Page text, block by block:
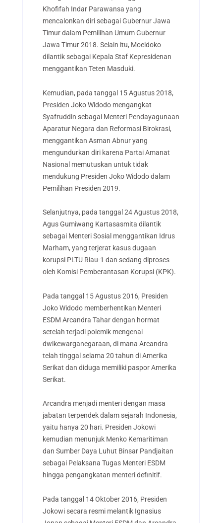
Khofifah Indar Parawansa yang
mencalonkan diri sebagai Gubernur Jawa
Timur dalam Pemilihan Umum Gubernur
Jawa Timur 2018. Selain itu, Moeldoko
dilantik sebagai Kepala Staf Kepresidenan
menggantikan Teten Masduki.
Kemudian, pada tanggal 15 Agustus 2018,
Presiden Joko Widodo mengangkat
Syafruddin sebagai Menteri Pendayagunaan
Aparatur Negara dan Reformasi Birokrasi,
menggantikan Asman Abnur yang
mengundurkan diri karena Partai Amanat
Nasional memutuskan untuk tidak
mendukung Presiden Joko Widodo dalam
Pemilihan Presiden 2019.
Selanjutnya, pada tanggal 24 Agustus 2018,
Agus Gumiwang Kartasasmita dilantik
sebagai Menteri Sosial menggantikan Idrus
Marham, yang terjerat kasus dugaan
korupsi PLTU Riau-1 dan sedang diproses
oleh Komisi Pemberantasan Korupsi (KPK).
Pada tanggal 15 Agustus 2016, Presiden
Joko Widodo memberhentikan Menteri
ESDM Arcandra Tahar dengan hormat
setelah terjadi polemik mengenai
dwikewarganegaraan, di mana Arcandra
telah tinggal selama 20 tahun di Amerika
Serikat dan diduga memiliki paspor Amerika
Serikat.
Arcandra menjadi menteri dengan masa
jabatan terpendek dalam sejarah Indonesia,
yaitu hanya 20 hari. Presiden Jokowi
kemudian menunjuk Menko Kemaritiman
dan Sumber Daya Luhut Binsar Pandjaitan
sebagai Pelaksana Tugas Menteri ESDM
hingga pengangkatan menteri definitif.
Pada tanggal 14 Oktober 2016, Presiden
Jokowi secara resmi melantik Ignasius